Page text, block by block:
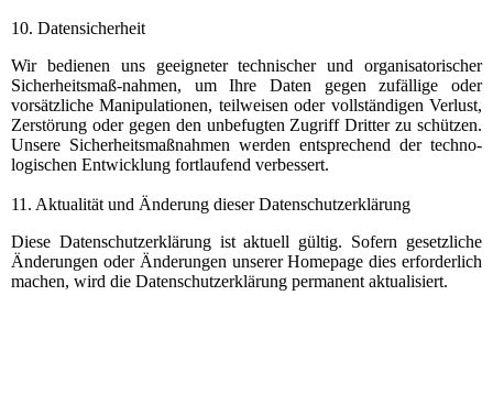
10. Datensicherheit
Wir bedienen uns geeigneter technischer und organisatorischer
Sicherheitsmaß-nahmen, um Ihre Daten gegen zufällige oder
vorsätzliche Manipulationen, teilweisen oder vollständigen Verlust,
Zerstörung oder gegen den unbefugten Zugriff Dritter zu schützen.
Unsere Sicherheitsmaßnahmen werden entsprechend der techno-
logischen Entwicklung fortlaufend verbessert.
11. Aktualität und Änderung dieser Datenschutzerklärung
Diese Datenschutzerklärung ist aktuell gültig. Sofern gesetzliche
Änderungen oder Änderungen unserer Homepage dies erforderlich
machen, wird die Datenschutzerklärung permanent aktualisiert.